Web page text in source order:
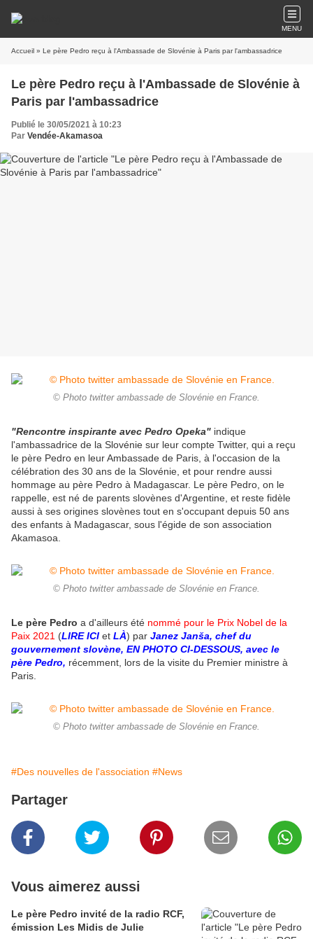
MENU
Accueil » Le père Pedro reçu à l'Ambassade de Slovénie à Paris par l'ambassadrice
Le père Pedro reçu à l'Ambassade de Slovénie à
Paris par l'ambassadrice
Publié le 30/05/2021 à 10:23
Par Vendée-Akamasoa
© Photo twitter ambassade de Slovénie en France.
"Rencontre inspirante avec Pedro Opeka" indique
l'ambassadrice de la Slovénie sur leur compte Twitter, qui a reçu
le père Pedro en leur Ambassade de Paris, à l'occasion de la
célébration des 30 ans de la Slovénie, et pour rendre aussi
hommage au père Pedro à Madagascar. Le père Pedro, on le
rappelle, est né de parents slovènes d'Argentine, et reste fidèle
aussi à ses origines slovènes tout en s'occupant depuis 50 ans
des enfants à Madagascar, sous l'égide de son association
Akamasoa
© Photo twitter ambassade de Slovénie en France.
Le père Pedro a d'ailleurs été nommé pour le Prix Nobel de la
Paix 2021 (LIRE ICI et LÀ) par Janez Janša, chef du
gouvernement slovène, EN PHOTO CI-DESSOUS, avec le
père Pedro, récemment, lors de la visite du Premier ministre à
Paris.
© Photo twitter ambassade de Slovénie en France.
#Des nouvelles de l'association #News
Partager
Vous aimerez aussi
Le père Pedro invité de la radio RCF,
émission Les Midis de Julie